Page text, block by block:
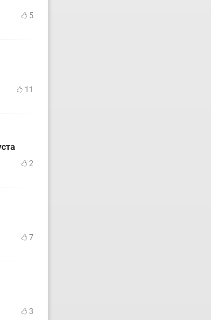
5
11
2
7
3